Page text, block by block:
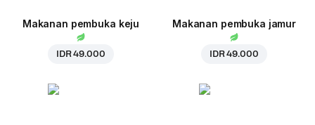
Makanan pembuka keju
IDR 49.000
Makanan pembuka jamur
IDR 49.000